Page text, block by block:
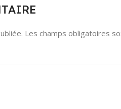
Les champs obligatoires